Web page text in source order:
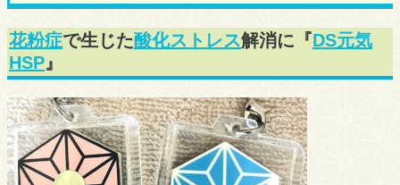
花粉症で生じた酸化ストレス解消に『DS元気
HSP』